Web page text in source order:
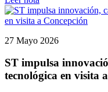
27 Mayo 2026
ST impulsa
tecnológica en visita